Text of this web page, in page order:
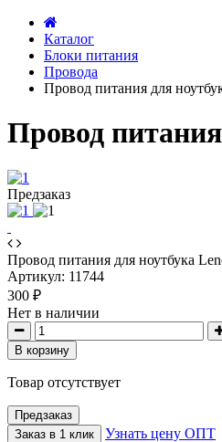
Каталог
Блоки питания
Провода
Провод питания для
Провод
Предзаказ
Провод питания для ноутбука
Артикул: 11744
300 ₽
Нет в наличии
В корзину
Товар отсутствует
Предзаказ
Заказ в 1 клик
Узнать цену ОПТ